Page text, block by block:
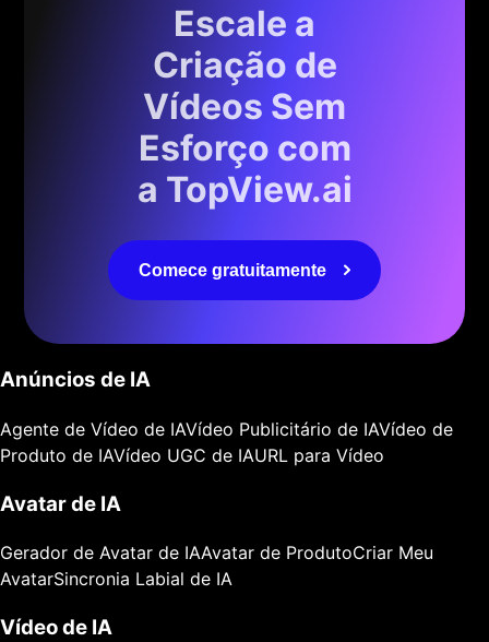
Escale a
Criação de
Vídeos Sem
Esforço com
a TopView.ai
Comece gratuitamente
Anúncios de IA
Agente de Vídeo de IAVídeo Publicitário de IAVídeo de
Produto de IAVídeo UGC de IAURL para Vídeo
Avatar de IA
Gerador de Avatar de IAAvatar de ProdutoCriar Meu
AvatarSincronia Labial de IA
Vídeo de IA